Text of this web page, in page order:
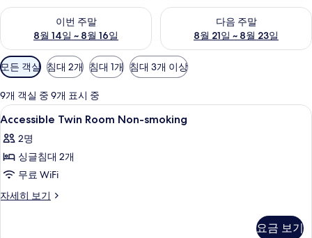
이번 주말
8월 14일 ~ 8월 16일
이번 주말 예약 가능 여부 확인, 8월 14일 ~ 8월 16일
다음 주말
8월 21일 ~ 8월 23일
다음 주말 예약 가능 여부 확인
객
실
에
사
용
가
능
한
터
모든 객실 침대 2개 침대 1개 침대 3개 이상
9개 객실 중 9개 표시 중
Accessible
Twin
Room
Non-
smoking
사
1
Accessible Twin Room Non-smoking
2명
싱글침대 2개
무료 WiFi
자세히 보기
Accessible
요금 보기